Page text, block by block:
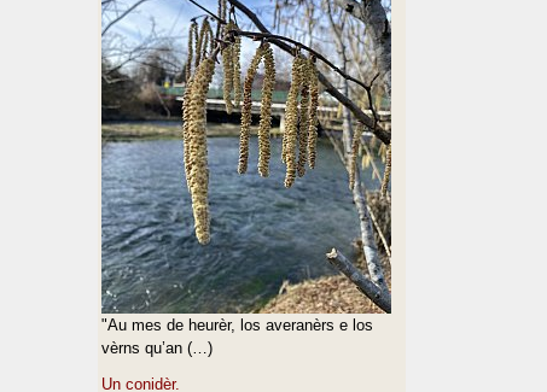
"Au mes de heurèr, los averanèrs e los
vèrns qu’an (…)
Un conidèr.